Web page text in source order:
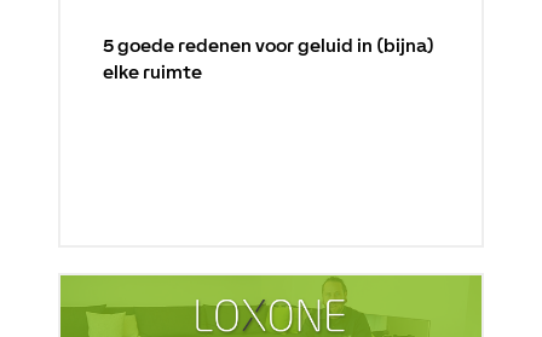
5 goede redenen voor geluid in (bijna)
elke ruimte